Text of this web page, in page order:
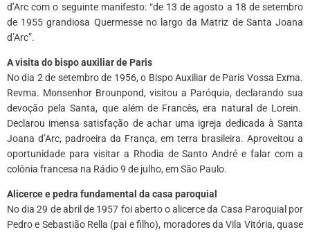
d’Arc com o seguinte manifesto: “de 13 de agosto a 18 de setembro
de 1955 grandiosa Quermesse no largo da Matriz de Santa Joana
d’Arc”.
A visita do bispo auxiliar de Paris
No dia 2 de setembro de 1956, o Bispo Auxiliar de Paris Vossa Exma.
Revma. Monsenhor Brounpond, visitou a Paróquia, declarando sua
devoção pela Santa, que além de Francês, era natural de Lorein.
Declarou imensa satisfação de achar uma igreja dedicada à Santa
Joana d’Arc, padroeira da França, em terra brasileira. Aproveitou a
oportunidade para visitar a Rhodia de Santo André e falar com a
colônia francesa na Rádio 9 de julho, em São Paulo.
Alicerce e pedra fundamental da casa paroquial
No dia 29 de abril de 1957 foi aberto o alicerce da Casa Paroquial por
Pedro e Sebastião Rella (pai e filho), moradores da Vila Vitória, quase